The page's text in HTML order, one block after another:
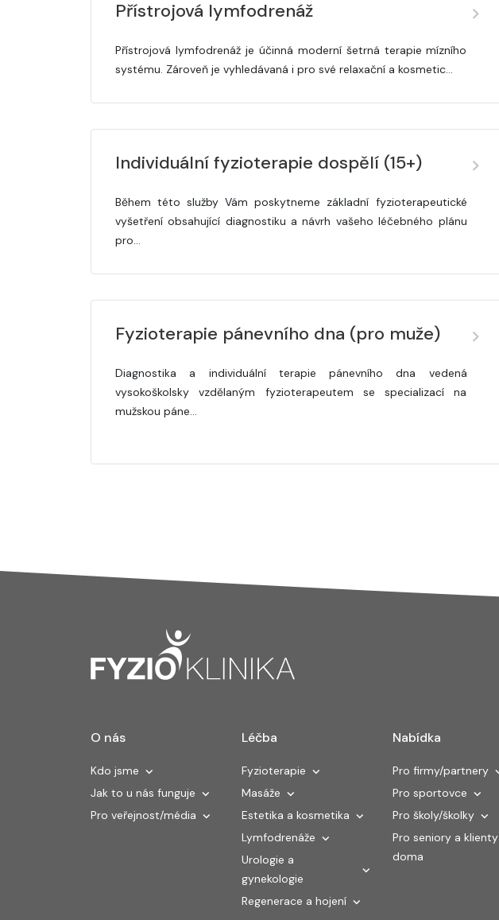
Přístrojová lymfodrenáž
Přístrojová lymfodrenáž je účinná moderní šetrná terapie mízního
systému. Zároveň je vyhledávaná i pro své relaxační a kosmetic…
Individuální fyzioterapie dospělí (15+)
Během této služby Vám poskytneme základní fyzioterapeutické
vyšetření obsahující diagnostiku a návrh vašeho léčebného plánu
pro…
Fyzioterapie pánevního dna (pro muže)
Diagnostika a individuální terapie pánevního dna vedená
vysokoškolsky vzdělaným fyzioterapeutem se specializací na
mužskou páne…
O nás
Kdo jsme
Jak to u nás funguje
Pro veřejnost/média
Léčba
Fyzioterapie
Masáže
Estetika a kosmetika
Lymfodrenáže
Urologie a
gynekologie
Regenerace a hojení
Nabídka
Pro firmy/partnery
Pro sportovce
Pro školy/školky
Pro seniory a klienty
doma